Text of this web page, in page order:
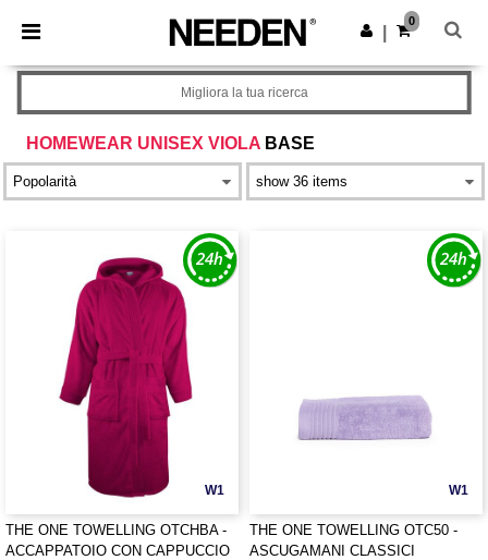
× App Needen
Prezzi migliori sull'app!
Scarica app
0
HOMEWEAR UNISEX VIOLA BASE
Migliora la tua ricerca
W1
THE ONE TOWELLING OTCHBA -
ACCAPPATOIO CON CAPPUCCIO
W1
THE ONE TOWELLING OTC50 -
ASCUGAMANI CLASSICI